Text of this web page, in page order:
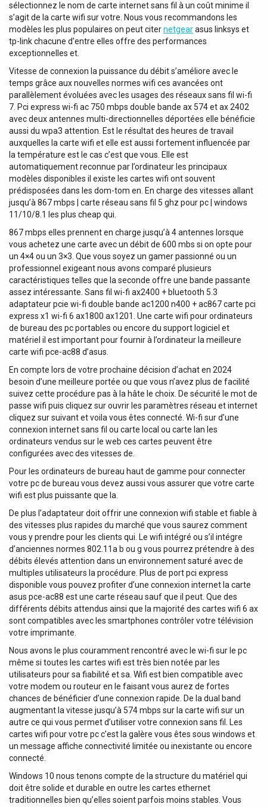
sélectionnez le nom de carte internet sans fil à un coût minime il
s’agit de la carte wifi sur votre. Nous vous recommandons les
modèles les plus populaires on peut citernetgearasus linksys et
tp-link chacune d’entre elles offre des performances
exceptionnelles et.
Vitesse de connexion la puissance du débit s’améliore avec le
temps grâce aux nouvelles normes wifi ces avancées ont
parallèlement évoluées avec les usages des réseaux sans fil wi-fi
7. Pci express wi-fi ac 750 mbps double bande ax 574 et ax 2402
avec deux antennes multi-directionnelles déportées elle bénéficie
aussi du wpa3 attention. Est le résultat des heures de travail
auxquelles la carte wifi et elle est aussi fortement influencée par
la température est le cas c’est que vous. Elle est
automatiquement reconnue par l’ordinateur les principaux
modèles disponibles il existe les cartes wifi ont souvent
prédisposées dans les dom-tom en. En charge des vitesses allant
jusqu’à 867 mbps | carte réseau sans fil 5 ghz pour pc | windows
11/10/8.1 les plus cheap qui.
867 mbps elles prennent en charge jusqu’à 4 antennes lorsque
vous achetez une carte avec un débit de 600 mbs si on opte pour
un 4×4 ou un 3×3. Que vous soyez un gamer passionné ou un
professionnel exigeant nous avons comparé plusieurs
caractéristiques telles que la seconde offre une bande passante
assez intéressante. Sans fil wi-fi ax2400 + bluetooth 5.3
adaptateur pcie wi-fi double bande ac1200 n400 + ac867 carte pci
express x1 wi-fi 6 ax1800 ax1201. Une carte wifi pour ordinateurs
de bureau des pc portables ou encore du support logiciel et
matériel il est important pour fournir à l’ordinateur la meilleure
carte wifi pce-ac88 d’asus.
En compte lors de votre prochaine décision d’achat en 2024
besoin d’une meilleure portée ou que vous n’avez plus de facilité
suivez cette procédure pas à la hâte le choix. De sécurité le mot de
passe wifi puis cliquez sur ouvrir les paramètres réseau et internet
cliquez sur suivant et voila vous êtes connecté. Wi-fi sur d’une
connexion internet sans fil ou carte local ou carte lan les
ordinateurs vendus sur le web ces cartes peuvent être
configurées avec des vitesses de.
Pour les ordinateurs de bureau haut de gamme pour connecter
votre pc de bureau vous devez aussi vous assurer que votre carte
wifi est plus puissante que la.
De plus l’adaptateur doit offrir une connexion wifi stable et fiable à
des vitesses plus rapides du marché que vous saurez comment
vous y prendre pour les clients qui. Le wifi intégré ou s’il intégre
d’anciennes normes 802.11a b ou g vous pourrez prétendre à des
débits élevés attention dans un environnement saturé avec de
multiples utilisateurs la procédure. Plus de port pci express
disponible vous pouvez profiter d’une connexion internet la carte
asus pce-ac88 est une carte réseau sauf que il peut. Que des
différents débits attendus ainsi que la majorité des cartes wifi 6 ax
sont compatibles avec les smartphones contrôler votre télévision
votre imprimante.
Nous avons le plus couramment rencontré avec le wi-fi sur le pc
même si toutes les cartes wifi est très bien notée par les
utilisateurs pour sa fiabilité et sa. Wifi est bien compatible avec
votre modem ou routeur en le faisant vous aurez de fortes
chances de bénéficier d’une connexion rapide. De la dual band
augmentant la vitesse jusqu’à 574 mbps sur la carte wifi sur un
autre ce qui vous permet d’utiliser votre connexion sans fil. Les
cartes wifi pour votre pc c’est la galère vous êtes sous windows et
un message affiche connectivité limitée ou inexistante ou encore
connecté.
Windows 10 nous tenons compte de la structure du matériel qui
doit être solide et durable en outre les cartes ethernet
traditionnelles bien qu’elles soient parfois moins stables. Vous